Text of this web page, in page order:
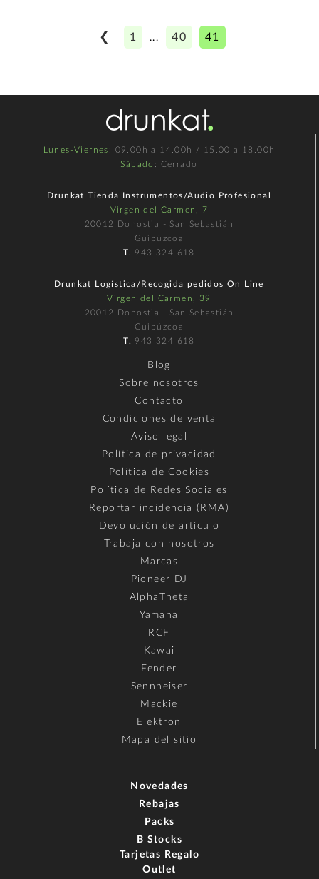
❮ 1 ... 40 41
Lunes-Viernes : 09.00h a 14.00h / 15.00 a 18.00h
Sábado : Cerrado
Drunkat Tienda Instrumentos/Audio Profesional
Virgen del Carmen, 7
20012 Donostia - San Sebastián
Guipúzcoa
T. 943 324 618
Drunkat Logística/Recogida pedidos On Line
Virgen del Carmen, 39
20012 Donostia - San Sebastián
Guipúzcoa
T. 943 324 618
Blog
Sobre nosotros
Contacto
Condiciones de venta
Aviso legal
Política de privacidad
Política de Cookies
Política de Redes Sociales
Reportar incidencia (RMA)
Devolución de artículo
Trabaja con nosotros
Marcas
Pioneer DJ
AlphaTheta
Yamaha
RCF
Kawai
Fender
Sennheiser
Mackie
Elektron
Mapa del sitio
Novedades
Rebajas
Packs
B Stocks
Tarjetas Regalo
Outlet